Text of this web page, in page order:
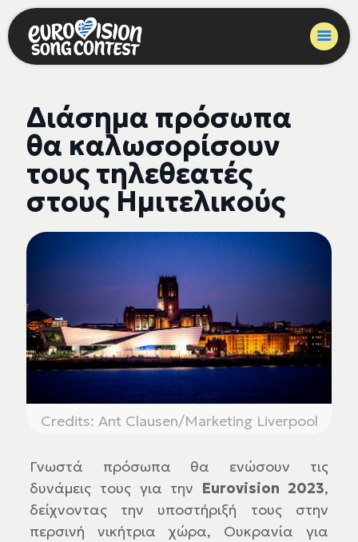
Διάσημα πρόσωπα
θα καλωσορίσουν
τους τηλεθεατές
στους Ημιτελικούς
Credits: Ant Clausen/Marketing Liverpool
Γνωστά πρόσωπα θα ενώσουν τις
δυνάμεις τους για την Eurovision 2023,
δείχνοντας την υποστήριξή τους στην
περσινή νικήτρια χώρα, Ουκρανία για